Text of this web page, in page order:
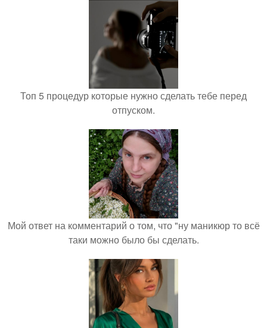
Топ 5 процедур которые нужно сделать тебе перед
отпуском.
Мой ответ на комментарий о том, что "ну маникюр то всё
таки можно было бы сделать.